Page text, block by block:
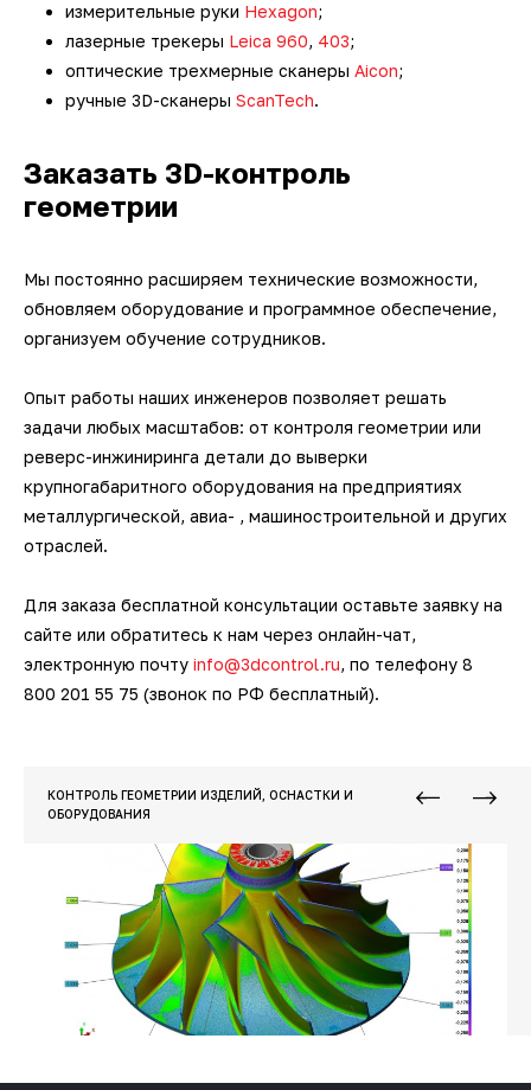
измерительные руки Hexagon;
лазерные трекеры Leica 960, 403;
оптические трехмерные сканеры Aicon;
ручные 3D-сканеры ScanTech.
Заказать 3D-контроль
геометрии
Мы постоянно расширяем технические возможности,
обновляем оборудование и программное обеспечение,
организуем обучение сотрудников.
Опыт работы наших инженеров позволяет решать
задачи любых масштабов: от контроля геометрии или
реверс-инжиниринга детали до выверки
крупногабаритного оборудования на предприятиях
металлургической, авиа- , машиностроительной и других
отраслей.
Для заказа бесплатной консультации оставьте заявку на
сайте или обратитесь к нам через онлайн-чат,
электронную почту info@3dcontrol.ru, по телефону 8
800 201 55 75 (звонок по РФ бесплатный).
КОНТРОЛЬ ГЕОМЕТРИИ ИЗДЕЛИЙ, ОСНАСТКИ И
ОБОРУДОВАНИЯ